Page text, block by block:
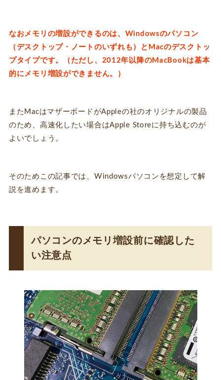
なおメモリの増設ができるのは、Windowsのパソコン
（デスクトップ・ノートのいずれも）とMacのデスクトッ
プタイプです。（ただし、2012年以降のMacBookは基本
的にメモリ増設ができません。）
またMacはマザーボードがAppleの社のオリジナルの製品
のため、高速化したい場合はApple Storeに持ち込むのが
よいでしょう。
そのためこの記事では、Windowsパソコンを想定して解
説を進めます。
パソコンのメモリ増設前に確認した
い注意点